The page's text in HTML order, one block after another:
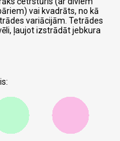
vai kvadrāts, no kā
variācijām. Tetrādes
ļaujot izstrādāt jebkura